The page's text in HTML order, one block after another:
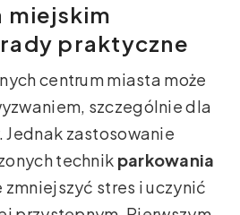
miejskim
praktyczne
centrum miasta może
szczególnie dla
Jednak zastosowanie
technik parkowania
zmniejszyć stres i uczynić